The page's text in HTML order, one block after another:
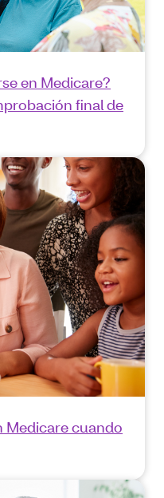
en Medicare?
final de
Medicare cuando